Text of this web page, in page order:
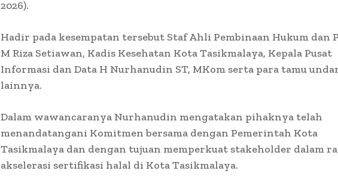
2026).
Hadir pada kesempatan tersebut Staf Ahli Pembinaan Hukum dan
M Riza Setiawan, Kadis Kesehatan Kota Tasikmalaya, Kepala Pusat
Informasi dan Data H Nurhanudin ST, MKom serta para tamu
lainnya.
Dalam wawancaranya Nurhanudin mengatakan pihaknya telah
menandatangani Komitmen bersama dengan Pemerintah Kota
Tasikmalaya dan dengan tujuan memperkuat stakeholder dalam
akselerasi sertifikasi halal di Kota Tasikmalaya.